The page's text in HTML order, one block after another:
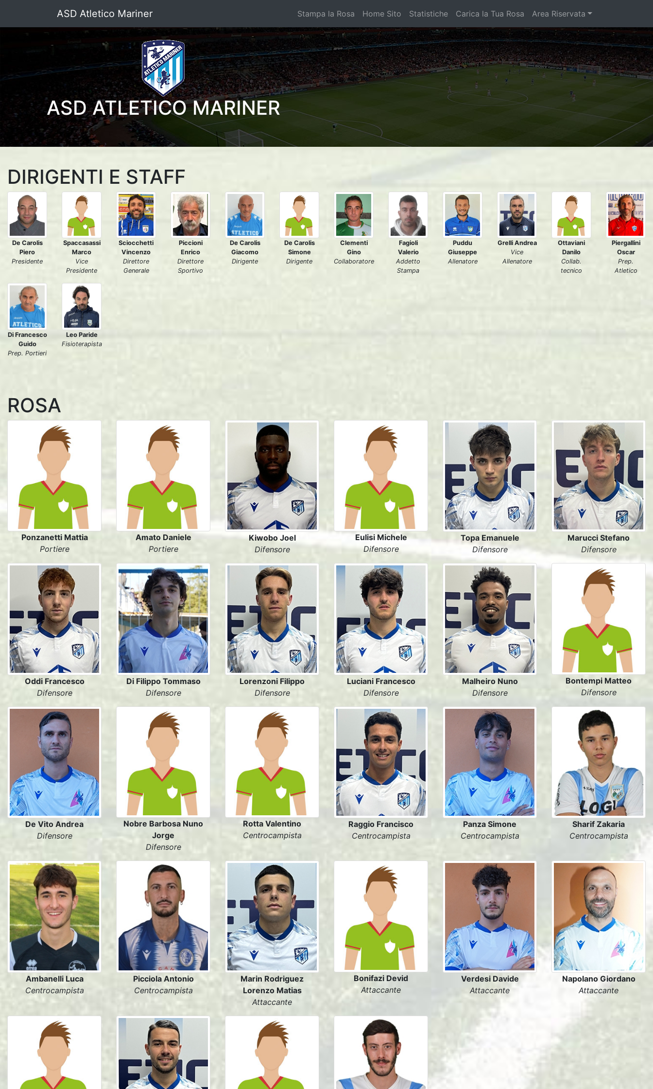
ASD Atletico Mariner Stampa la Rosa Home Sito Statistiche Carica la Tua Rosa Area Riservata
ASD ATLETICO MARINER
DIRIGENTI E STAFF
De Carolis
Piero
Presidente
Spaccasassi
Marco
Vice
Presidente
Sciocchetti
Vincenzo
Direttore
Generale
Piccioni
Enrico
Direttore
Sportivo
De Carolis
Giacomo
Dirigente
De Carolis
Simone
Dirigente
Clementi
Gino
Collaboratore
Fagioli
Valerio
Addetto
Stampa
Puddu
Giuseppe
Allenatore
Grelli Andrea
Vice
Allenatore
Ottaviani
Danilo
Collab.
tecnico
Piergallini
Oscar
Prep.
Atletico
Di Francesco
Guido
Prep. Portieri
Leo Paride
Fisioterapista
ROSA
Ponzanetti Mattia
Portiere
Amato Daniele
Portiere
Kiwobo Joel
Difensore
Eulisi Michele
Difensore
Topa Emanuele
Difensore
Marucci Stefano
Difensore
Oddi Francesco
Difensore
Di Filippo Tommaso
Difensore
Lorenzoni Filippo
Difensore
Luciani Francesco
Difensore
Malheiro Nuno
Difensore
Bontempi Matteo
Difensore
De Vito Andrea
Difensore
Nobre Barbosa Nuno
Jorge
Difensore
Rotta Valentino
Centrocampista
Raggio Francisco
Centrocampista
Panza Simone
Centrocampista
Sharif Zakaria
Centrocampista
Ambanelli Luca
Centrocampista
Picciola Antonio
Centrocampista
Marin Rodriguez
Lorenzo Matias
Attaccante
Bonifazi Devid
Attaccante
Verdesi Davide
Attaccante
Napolano Giordano
Attaccante